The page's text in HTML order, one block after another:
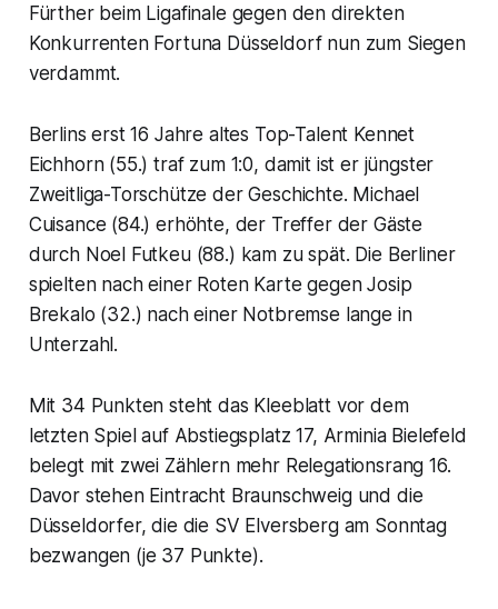
Fürther beim Ligafinale gegen den direkten
Konkurrenten Fortuna Düsseldorf nun zum Siegen
verdammt.
Berlins erst 16 Jahre altes Top-Talent Kennet
Eichhorn (55.) traf zum 1:0, damit ist er jüngster
Zweitliga-Torschütze der Geschichte. Michael
Cuisance (84.) erhöhte, der Treffer der Gäste
durch Noel Futkeu (88.) kam zu spät. Die Berliner
spielten nach einer Roten Karte gegen Josip
Brekalo (32.) nach einer Notbremse lange in
Unterzahl.
Mit 34 Punkten steht das Kleeblatt vor dem
letzten Spiel auf Abstiegsplatz 17, Arminia Bielefeld
belegt mit zwei Zählern mehr Relegationsrang 16.
Davor stehen Eintracht Braunschweig und die
Düsseldorfer, die die SV Elversberg am Sonntag
bezwangen (je 37 Punkte).